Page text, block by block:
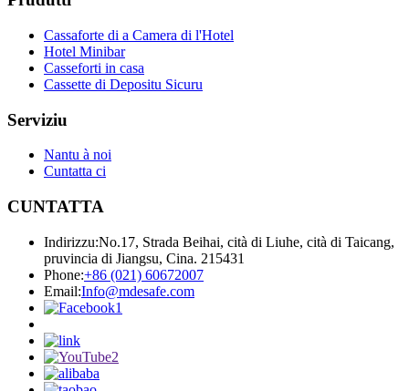
Cassaforte di a Camera di l'Hotel
Hotel Minibar
Casseforti in casa
Cassette di Depositu Sicuru
Serviziu
Nantu à noi
Cuntatta ci
CUNTATTA
Indirizzu:No.17, Strada Beihai, cità di Liuhe, cità di Taicang,
pruvincia di Jiangsu, Cina. 215431
Phone:+86 (021) 60672007
Email:Info@mdesafe.com